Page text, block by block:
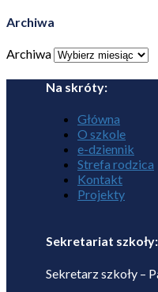
Archiwa
Archiwa
Na skróty:
Główna
O szkole
e-dziennik
Strefa rodzica
Kontakt
Projekty
Sekretariat szkoły:
Sekretarz szkoły –